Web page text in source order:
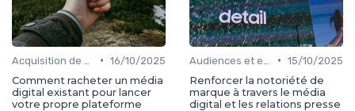
• 16/10/2025
Comment racheter un média
digital existant pour lancer
votre propre plateforme
• 15/10/2025
Renforcer la notoriété de
marque à travers le média
digital et les relations presse